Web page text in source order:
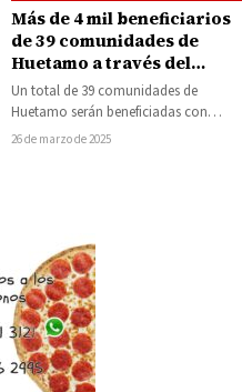
Más de 4 mil beneficiarios
de 39 comunidades de
Huetamo a través del
FAISPIAM
Un total de 39 comunidades de
Huetamo serán beneficiadas con
recursos del Programa de
26 de marzo de 2025